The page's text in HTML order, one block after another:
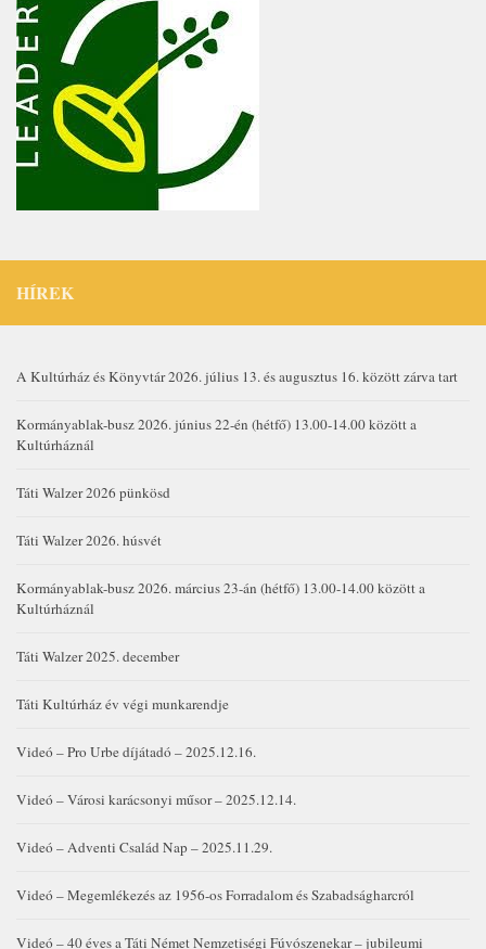
HÍREK
A Kultúrház és Könyvtár 2026. július 13. és augusztus 16. között zárva tart
Kormányablak-busz 2026. június 22-én (hétfő) 13.00-14.00 között a
Kultúrháznál
Táti Walzer 2026 pünkösd
Táti Walzer 2026. húsvét
Kormányablak-busz 2026. március 23-án (hétfő) 13.00-14.00 között a
Kultúrháznál
Táti Walzer 2025. december
Táti Kultúrház év végi munkarendje
Videó – Pro Urbe díjátadó – 2025.12.16.
Videó – Városi karácsonyi műsor – 2025.12.14.
Videó – Adventi Család Nap – 2025.11.29.
Videó – Megemlékezés az 1956-os Forradalom és Szabadságharcról
Videó – 40 éves a Táti Német Nemzetiségi Fúvószenekar – jubileumi